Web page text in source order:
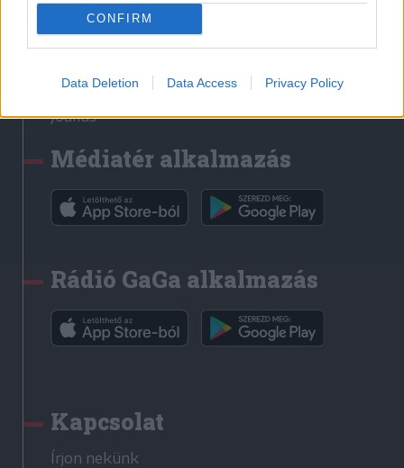
CONFIRM
Data Deletion Data Access Privacy Policy
Erdélyi Napló
Főtér
Rádió GaGa
Jóállás
Médiatér alkalmazás
Rádió GaGa alkalmazás
Kapcsolat
Írjon nekünk